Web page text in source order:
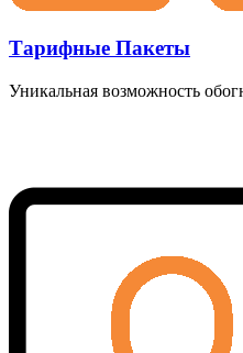
Тарифные Пакеты
Уникальная возможность